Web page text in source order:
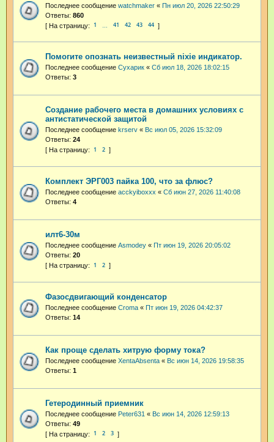
Последнее сообщение watchmaker « Пн июл 20, 2026 22:50:29
Ответы: 860
1 41 42 43 44
Помогите опознать неизвестный nixie индикатор.
Последнее сообщение Сухарик « Сб июл 18, 2026 18:02:15
Ответы: 3
Cоздание рабочего места в домашних условиях с
антистатической защитой
Последнее сообщение krserv « Вс июл 05, 2026 15:32:09
Ответы: 24
1 2
Комплект ЭРГ003 пайка 100, что за флюс?
Последнее сообщение acckyiboxxx « Сб июн 27, 2026 11:40:08
Ответы: 4
илт6-30м
Последнее сообщение Asmodey « Пт июн 19, 2026 20:05:02
Ответы: 20
1 2
Фазосдвигающий конденсатор
Последнее сообщение Croma « Пт июн 19, 2026 04:42:37
Ответы: 14
Как проще сделать хитрую форму тока?
Последнее сообщение XentaAbsenta « Вс июн 14, 2026 19:58:35
Ответы: 1
Гетеродинный приемник
Последнее сообщение Peter631 « Вс июн 14, 2026 12:59:13
Ответы: 49
1 2 3